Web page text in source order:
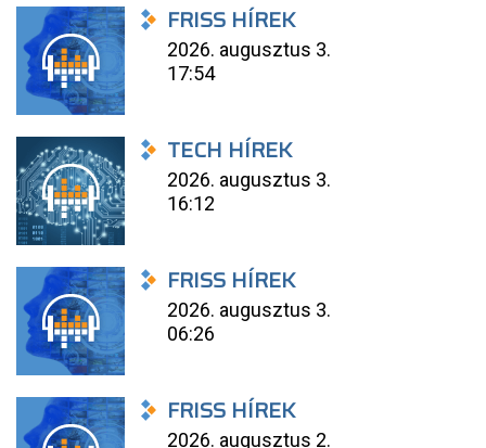
FRISS HÍREK
2026. augusztus 3.
17:54
TECH HÍREK
2026. augusztus 3.
16:12
FRISS HÍREK
2026. augusztus 3.
06:26
FRISS HÍREK
2026. augusztus 2.